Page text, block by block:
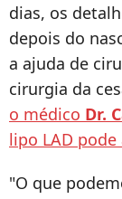
dias, os
depois do
a ajuda de
cirurgia da
o médico Dr.
lipo LAD
"O que